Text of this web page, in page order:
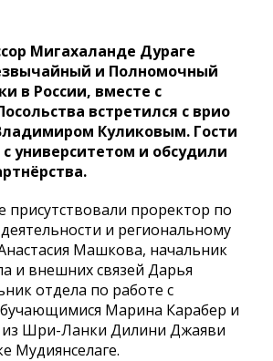
Мигахаланде Дураге
и Полномочный
в России, вместе с
встретился с врио
Куликовым. Гости
университетом и обсудили
присутствовали проректор по
и региональному
Машкова, начальник
и внешних связей Дарья
отдела по работе с
Марина Карабер и
Шри-Ланки Дилини Джаяви
Мудиянселаге.